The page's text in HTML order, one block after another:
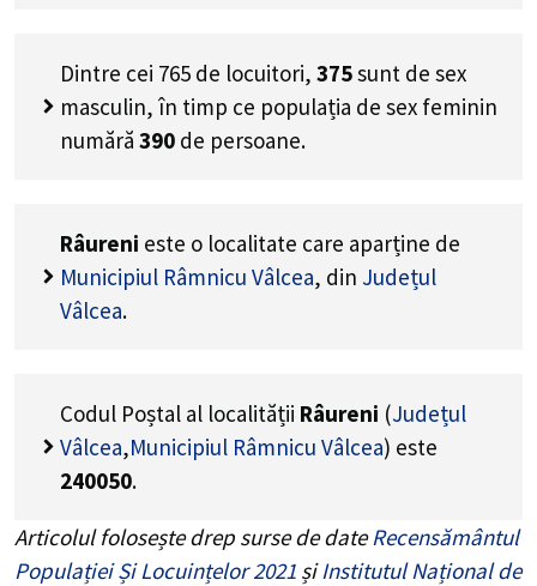
Dintre cei 765 de locuitori, 375sunt de sex
masculin, în timp ce populația de sex feminin
numără 390 de persoane.
Râureni este o localitate care aparține de
Municipiul Râmnicu Vâlcea, din Județul
Vâlcea.
Codul Poștal al localității Râureni (Județul
Vâlcea,Municipiul Râmnicu Vâlcea) este
240050.
Articolul folosește drep surse de dateRecensământul
Populației Și Locuințelor 2021 șiInstitutul Național de